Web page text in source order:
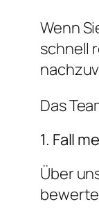
Wenn
schnell
Das
1. Fall
Über